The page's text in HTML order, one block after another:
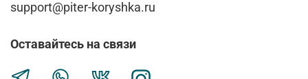
support@piter-koryshka.ru
Оставайтесь на связи